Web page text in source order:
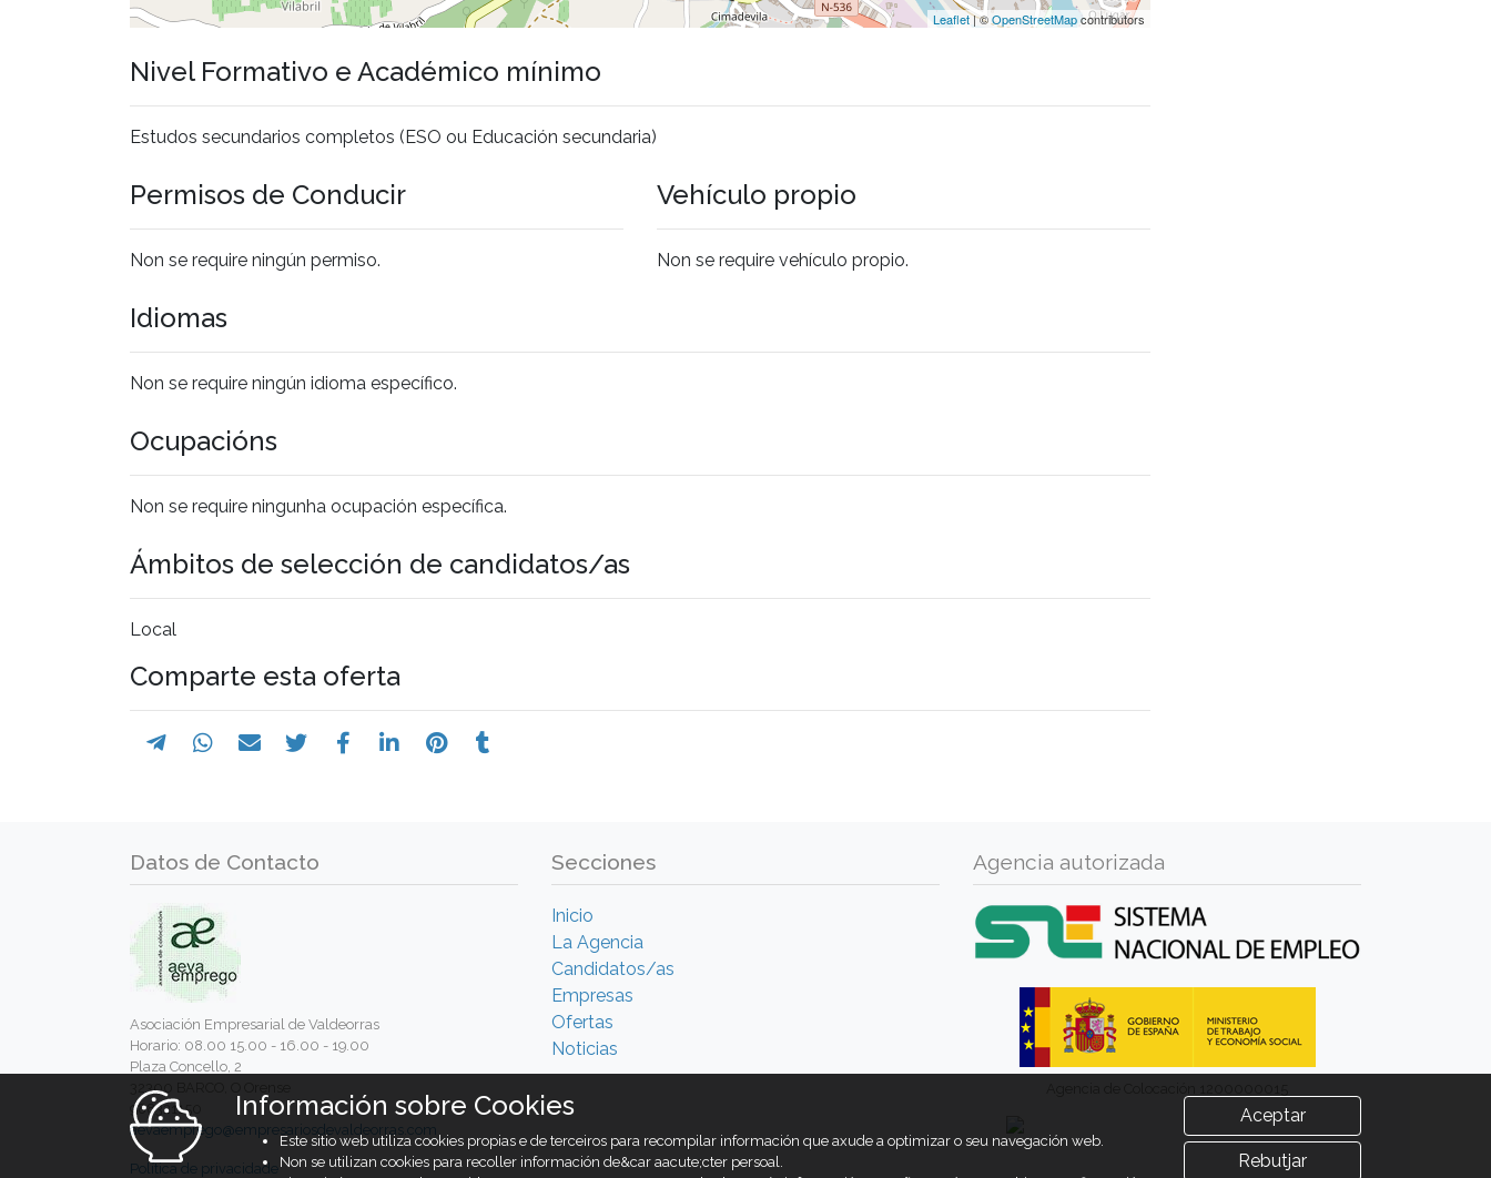
Leaflet| ©OpenStreetMapcontributors
Nivel Formativo e Académico mínimo
Estudos secundarios completos (ESO ou Educación secundaria)
Permisos de Conducir
Non se require ningún permiso.
Vehículo propio
Non se require vehículo propio.
Idiomas
Non se require ningún idioma específico.
Ocupacións
Non se require ningunha ocupación específica.
Ámbitos de selección de candidatos/as
Local
Comparte esta oferta
Datos de Contacto
Asociación Empresarial de Valdeorras
Horario: 08.00 15.00 - 16.00 - 19.00
Plaza Concello, 2
32300 BARCO, O Orense
988321150
aevaemprego@empresariosdevaldeorras.com
Política de privacidade
Secciones
Inicio
La Agencia
Candidatos/as
Empresas
Ofertas
Noticias
Agencia autorizada
Información sobre Cookies
Este sitio web utiliza cookies propias e de terceiros para recompilar información que axude a optimizar o seu navegación web.
Non se utilizan cookies para recoller información de&car aacute;cter persoal.
Aceptar
Rebutjar